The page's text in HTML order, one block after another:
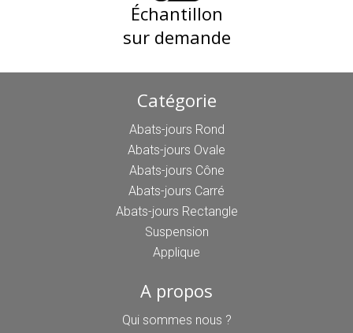
Échantillon
sur demande
Catégorie
Abats-jours Rond
Abats-jours Ovale
Abats-jours Cône
Abats-jours Carré
Abats-jours Rectangle
Suspension
Applique
A propos
Qui sommes nous ?